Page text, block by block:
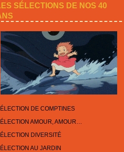
SÉLECTIONS DE NOS 40
DE COMPTINES
AMOUR, AMOUR…
DIVERSITÉ
AU JARDIN